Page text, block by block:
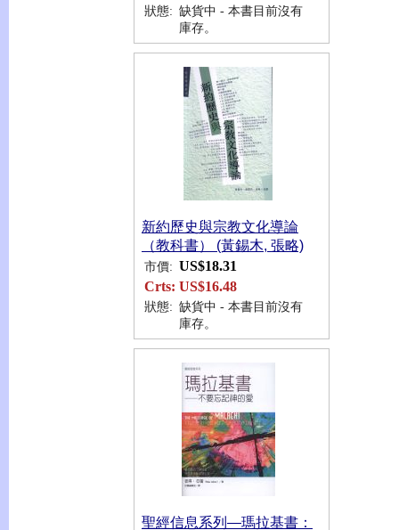
狀態: 缺貨中 - 本書目前沒有
庫存。
新約歷史與宗教文化導論
（教科書） (黃錫木, 張略)
市價: US$18.31
Crts: US$16.48
狀態: 缺貨中 - 本書目前沒有
庫存。
聖經信息系列—瑪拉基書：